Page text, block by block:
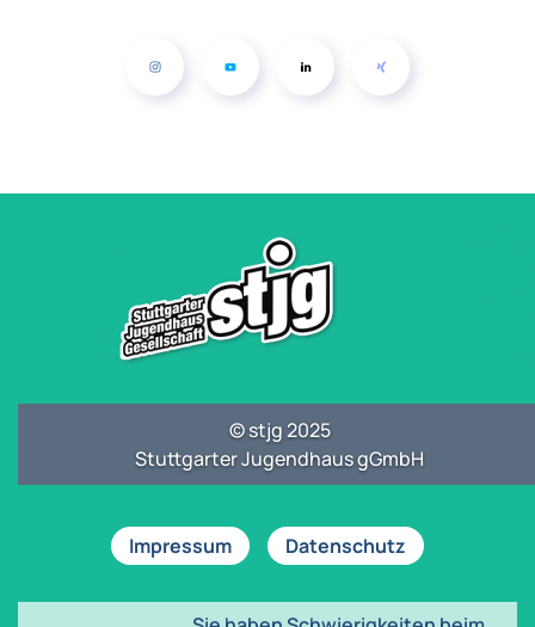
© stjg 2025
Stuttgarter Jugendhaus gGmbH
Impressum Datenschutz